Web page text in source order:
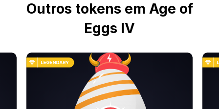
Outros tokens em Age of
Eggs IV